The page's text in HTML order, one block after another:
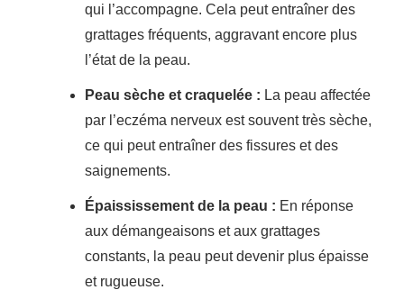
qui l’accompagne. Cela peut entraîner des
grattages fréquents, aggravant encore plus
l’état de la peau.
Peau sèche et craquelée : La peau affectée
par l’eczéma nerveux est souvent très sèche,
ce qui peut entraîner des fissures et des
saignements.
Épaississement de la peau : En réponse
aux démangeaisons et aux grattages
constants, la peau peut devenir plus épaisse
et rugueuse.